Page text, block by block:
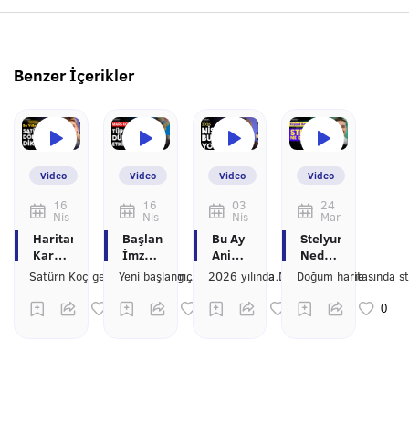
Benzer İçerikler
Video
16
Nis
Haritanın
Kara
Kutusu
Ne
Anlatıyor?
Satürn Koç geçişinden korkmayıp yönetmemiz gerekirken bu süreçte nelere dikkat etmemiz gerektiğinden bahsettim.
Video
16
Nis
Başlangıçlara
İmza
Atacak
Süreç!
Mars
Koç
Yeni başlangıçlara imza atacak bu geçiş gıda, hayvancılık ve ekonomi gibi birçok alanı uzun süre konuşmamızı sağlayacak.
Video
03
Nis
Bu Ay
Ani
Karar
Almayın!
Nisan
Ayı 12
2026 yılında Nisan ayı bizi neden zorlayacak? 12 burcu neler bekliyor? Sizler için anlattım.
Video
24
Mar
Stelyum
Nedir,
Bizi
Neden
Bu
Kadar